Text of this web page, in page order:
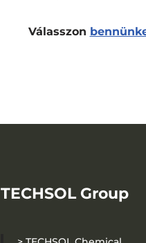
Válasszon
TECHSOL Group